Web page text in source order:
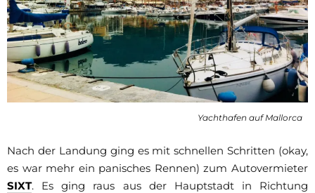
Yachthafen auf Mallorca
Nach der Landung ging es mit schnellen Schritten (okay,
es war mehr ein panisches Rennen) zum Autovermieter
SIXT. Es ging raus aus der Hauptstadt in Richtung